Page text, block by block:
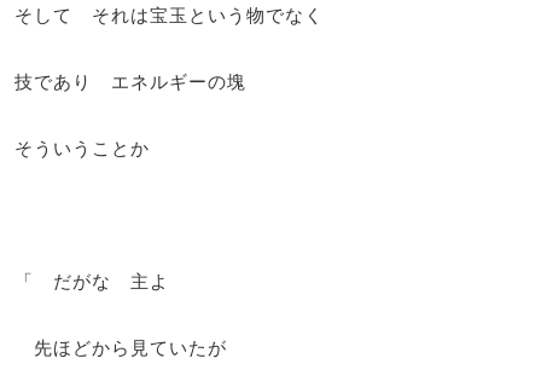
そして それは宝玉という物でなく
技であり エネルギーの塊
そういうことか
「 だがな 主よ
先ほどから見ていたが